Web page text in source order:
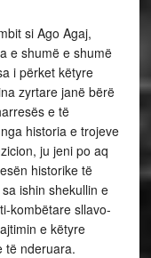
si Ago Agaj,
e shumë e shumë
i përket këtyre
zyrtare janë bërë
e të
historia e trojeve
ju jeni po aq
historike të
ishin shekullin e
kombëtare sllavo-
e këtyre
të nderuara.